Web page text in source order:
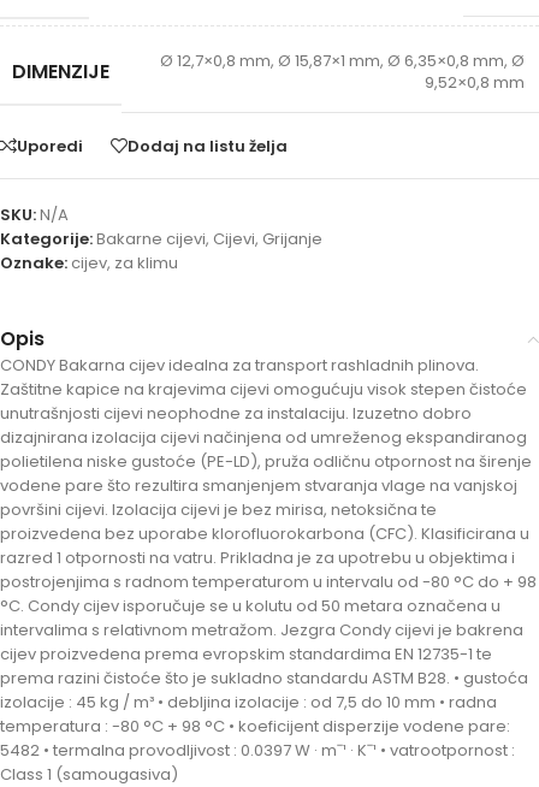
DIMENZIJE Ø 12,7×0,8 mm, Ø 15,87×1 mm, Ø 6,35×0,8 mm, Ø
9,52×0,8 mm
Uporedi Dodaj na listu želja
SKU:N/A
Kategorije:Bakarne cijevi, Cijevi, Grijanje
Oznake: cijev, za klimu
Opis
CONDY Bakarna cijev idealna za transport rashladnih plinova.
Zaštitne kapice na krajevima cijevi omogućuju visok stepen čistoće
unutrašnjosti cijevi neophodne za instalaciju. Izuzetno dobro
dizajnirana izolacija cijevi načinjena od umreženog ekspandiranog
polietilena niske gustoće (PE-LD), pruža odličnu otpornost na širenje
vodene pare što rezultira smanjenjem stvaranja vlage na vanjskoj
površini cijevi. Izolacija cijevi je bez mirisa, netoksična te
proizvedena bez uporabe klorofluorokarbona (CFC). Klasificirana u
razred 1 otpornosti na vatru. Prikladna je za upotrebu u objektima i
postrojenjima s radnom temperaturom u intervalu od -80 °C do + 98
°C. Condy cijev isporučuje se u kolutu od 50 metara označena u
intervalima s relativnom metražom. Jezgra Condy cijevi je bakrena
cijev proizvedena prema evropskim standardima EN 12735-1 te
prema razini čistoće što je sukladno standardu ASTM B28. • gustoća
izolacije : 45 kg / m³ • debljina izolacije : od 7,5 do 10 mm • radna
temperatura : -80 °C + 98 °C • koeficijent disperzije vodene pare:
5482 • termalna provodljivost : 0.0397 W · mˉ¹ · Kˉ¹ • vatrootpornost :
Class 1 (samougasiva)